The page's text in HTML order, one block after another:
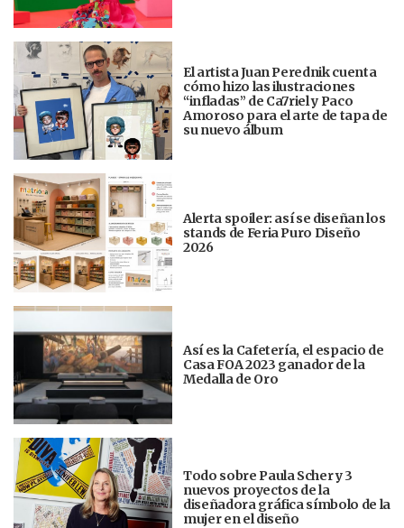
El artista Juan Perednik cuenta
cómo hizo las ilustraciones
“infladas” de Ca7riel y Paco
Amoroso para el arte de tapa de
su nuevo álbum
Alerta spoiler: así se diseñan los
stands de Feria Puro Diseño
2026
Así es la Cafetería, el espacio de
Casa FOA 2023 ganador de la
Medalla de Oro
Todo sobre Paula Scher y 3
nuevos proyectos de la
diseñadora gráfica símbolo de la
mujer en el diseño